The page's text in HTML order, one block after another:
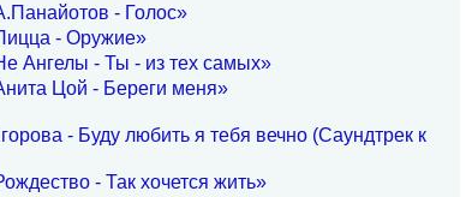
- Голос»
- Оружие»
Ангелы - Ты - из тех самых»
Цой - Береги меня»
- Буду любить я тебя вечно (Саундтрек к
- Так хочется жить»